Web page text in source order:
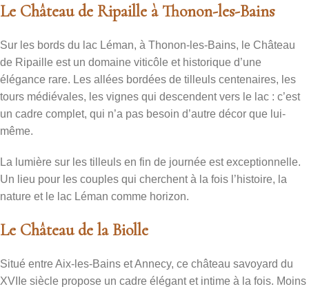
Le Château de Ripaille à Thonon-les-Bains
Sur les bords du lac Léman, à Thonon-les-Bains, le Château
de Ripaille est un domaine viticôle et historique d’une
élégance rare. Les allées bordées de tilleuls centenaires, les
tours médiévales, les vignes qui descendent vers le lac : c’est
un cadre complet, qui n’a pas besoin d’autre décor que lui-
même.
La lumière sur les tilleuls en fin de journée est exceptionnelle.
Un lieu pour les couples qui cherchent à la fois l’histoire, la
nature et le lac Léman comme horizon.
Le Château de la Biolle
Situé entre Aix-les-Bains et Annecy, ce château savoyard du
XVIIe siècle propose un cadre élégant et intime à la fois. Moins